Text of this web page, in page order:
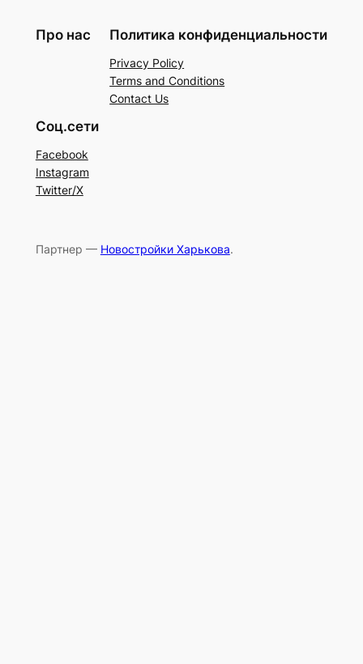
Про нас Политика конфиденциальности
Privacy Policy
Terms and Conditions
Contact Us
Соц.сети
Facebook
Instagram
Twitter/X
Партнер — Новостройки Харькова.